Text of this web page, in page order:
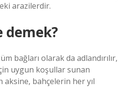
arazilerdir.
demek?
bağları olarak da adlandırılır,
uygun koşullar sunan
aksine, bahçelerin her yıl